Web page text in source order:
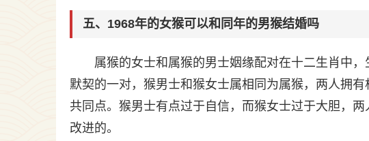
五、1968年的女猴可以和同年的男猴结婚吗
属猴的女士和属猴的男士姻缘配对在十二生肖中
默契的一对，猴男士和猴女士属相同为属猴，两人拥
共同点。猴男士有点过于自信，而猴女士过于大胆，
改进的。